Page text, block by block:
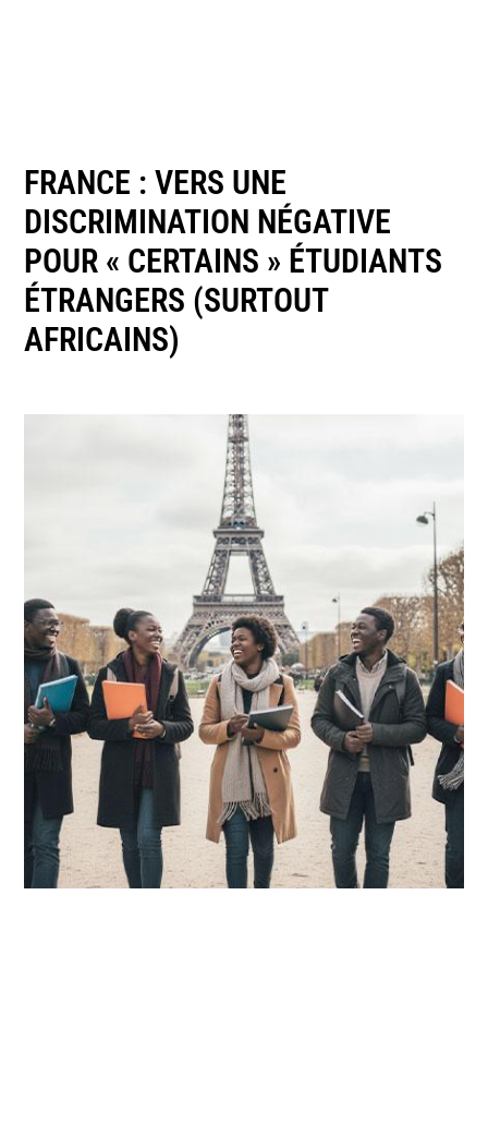
FRANCE : VERS UNE
DISCRIMINATION NÉGATIVE
POUR « CERTAINS » ÉTUDIANTS
ÉTRANGERS (SURTOUT
AFRICAINS)